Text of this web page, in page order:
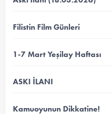
Filistin Film Günleri
1-7 Mart Yeşilay Haftası
ASKI İLANI
Kamuoyunun Dikkatine!